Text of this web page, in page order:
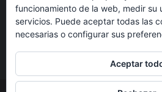
funcionamiento de la web, medir su
servicios. Puede aceptar todas las
necesarias o configurar sus
Aceptar